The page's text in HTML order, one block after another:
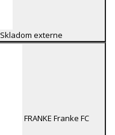
Skladom externe
FRANKE Franke FC